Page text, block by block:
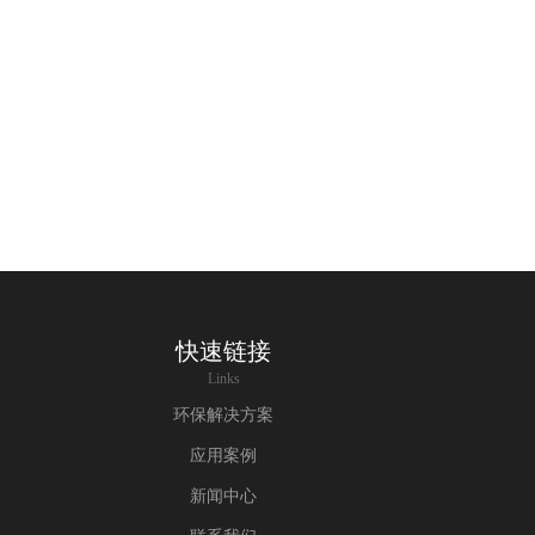
快速链接
Links
环保解决方案
应用案例
新闻中心